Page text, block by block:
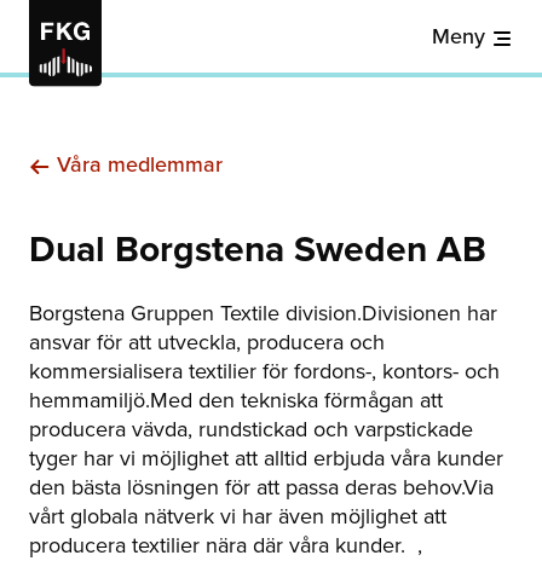
Meny
Våra medlemmar
Dual Borgstena Sweden AB
Borgstena Gruppen Textile division.Divisionen har
ansvar för att utveckla, producera och
kommersialisera textilier för fordons-, kontors- och
hemmamiljö.Med den tekniska förmågan att
producera vävda, rundstickad och varpstickade
tyger har vi möjlighet att alltid erbjuda våra kunder
den bästa lösningen för att passa deras behov.Via
vårt globala nätverk vi har även möjlighet att
producera textilier nära där våra kunder. ,